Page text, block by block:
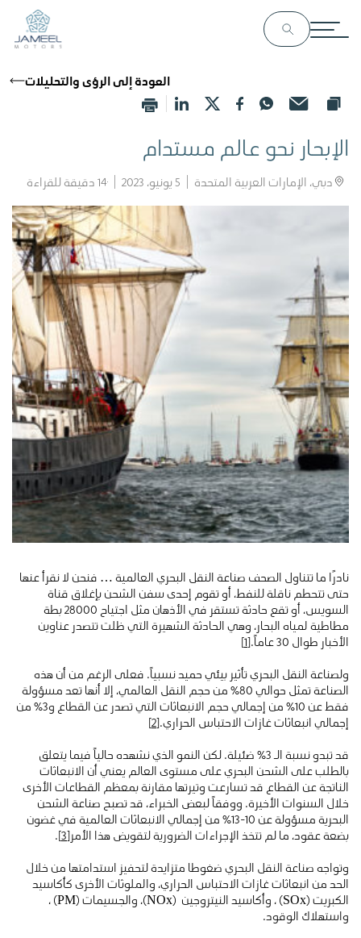
العودة إلى الرؤى والتحليلات
الإبحار نحو عالم مستدام
دبي، الإمارات العربية المتحدة 5 يونيو، 2023 14دقيقة للقراءة
نادرًا ما تتناول الصحف صناعة النقل البحري العالمية … فنحن لا نقرأ عنها
حتى تتحطم ناقلة للنفط، أو تقوم إحدى سفن الشحن بإغلاق قناة
السويس، أو تقع حادثة تستقر في الأذهان مثل اجتياح 28000 بطة
مطاطية لمياه البحار، وهي الحادثة الشهيرة التي ظلت تتصدر عناوين
الأخبار طوال 30 عاماً.
[1]
ولصناعة النقل البحري تأثير بيئي حميد نسبياً. فعلى الرغم من أن هذه
الصناعة تمثل حوالي 80٪ من حجم النقل العالمي، إلا أنها تعد مسؤولة
فقط عن 10٪ من إجمالي حجم الانبعاثات التي تصدر عن القطاع و3٪ من
إجمالي انبعاثات غازات الاحتباس الحراري.[2]
قد تبدو نسبة الـ 3٪ ضئيلة. لكن النمو الذي نشهده حالياً فيما يتعلق
بالطلب على الشحن البحري على مستوى العالم يعني أن الانبعاثات
الناتجة عن القطاع قد تسارعت وتيرتها مقارنة بمعظم القطاعات الأخرى
خلال السنوات الأخيرة. ووفقاً لبعض الخبراء، قد تصبح صناعة الشحن
البحرية مسؤولة عن 10-13٪ من إجمالي الانبعاثات العالمية في غضون
بضعة عقود، ما لم تتخذ الإجراءات الضرورية لتقويض هذا الأمر[3]
.
وتواجه صناعة النقل البحري ضغوطا متزايدة لتحفيز استدامتها من خلال
الحد من انبعاثات غازات الاحتباس الحراري، والملوثات الأخرى كأكاسيد
الكبريت (SOx) ، وأكاسيد النيتروجين (NOx)، والجسيمات (PM) ،
واستهلاك الوقود.